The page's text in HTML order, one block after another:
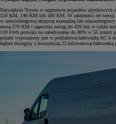
Największa Toyota w segmencie pojazdów
120 KM, 140 KM lub 180 KM. W zależności od wersji
w sześciobiegową skrzynię manualną lub
mocą 270 KM i zapewnia zasięg do 420 km w cyklu
110 kWh pozwala na naładowanie do 80% w 55 minut
pojazd wyposażony jest w pokładową ładowarkę AC
będzie dostępny z mocniejszą 22-kilowatową ładowarką